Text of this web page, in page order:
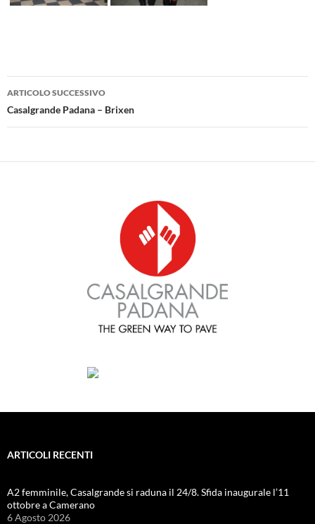
Navigazione
articolo
ARTICOLO SUCCESSIVO
Casalgrande Padana – Brixen
ARTICOLI RECENTI
A2 femminile, Casalgrande si raduna il 24/8. Sfida inaugurale l’11
ottobre a Camerano
6 Agosto 2026